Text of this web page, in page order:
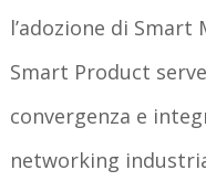
l’adozione di
Smart Product
convergenza e
networking